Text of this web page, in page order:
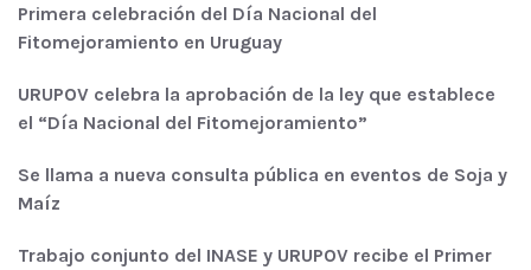
Primera celebración del Día Nacional del
Fitomejoramiento en Uruguay
URUPOV celebra la aprobación de la ley que establece
el “Día Nacional del Fitomejoramiento”
Se llama a nueva consulta pública en eventos de Soja y
Maíz
Trabajo conjunto del INASE y URUPOV recibe el Primer